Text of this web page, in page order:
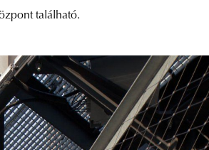
található.